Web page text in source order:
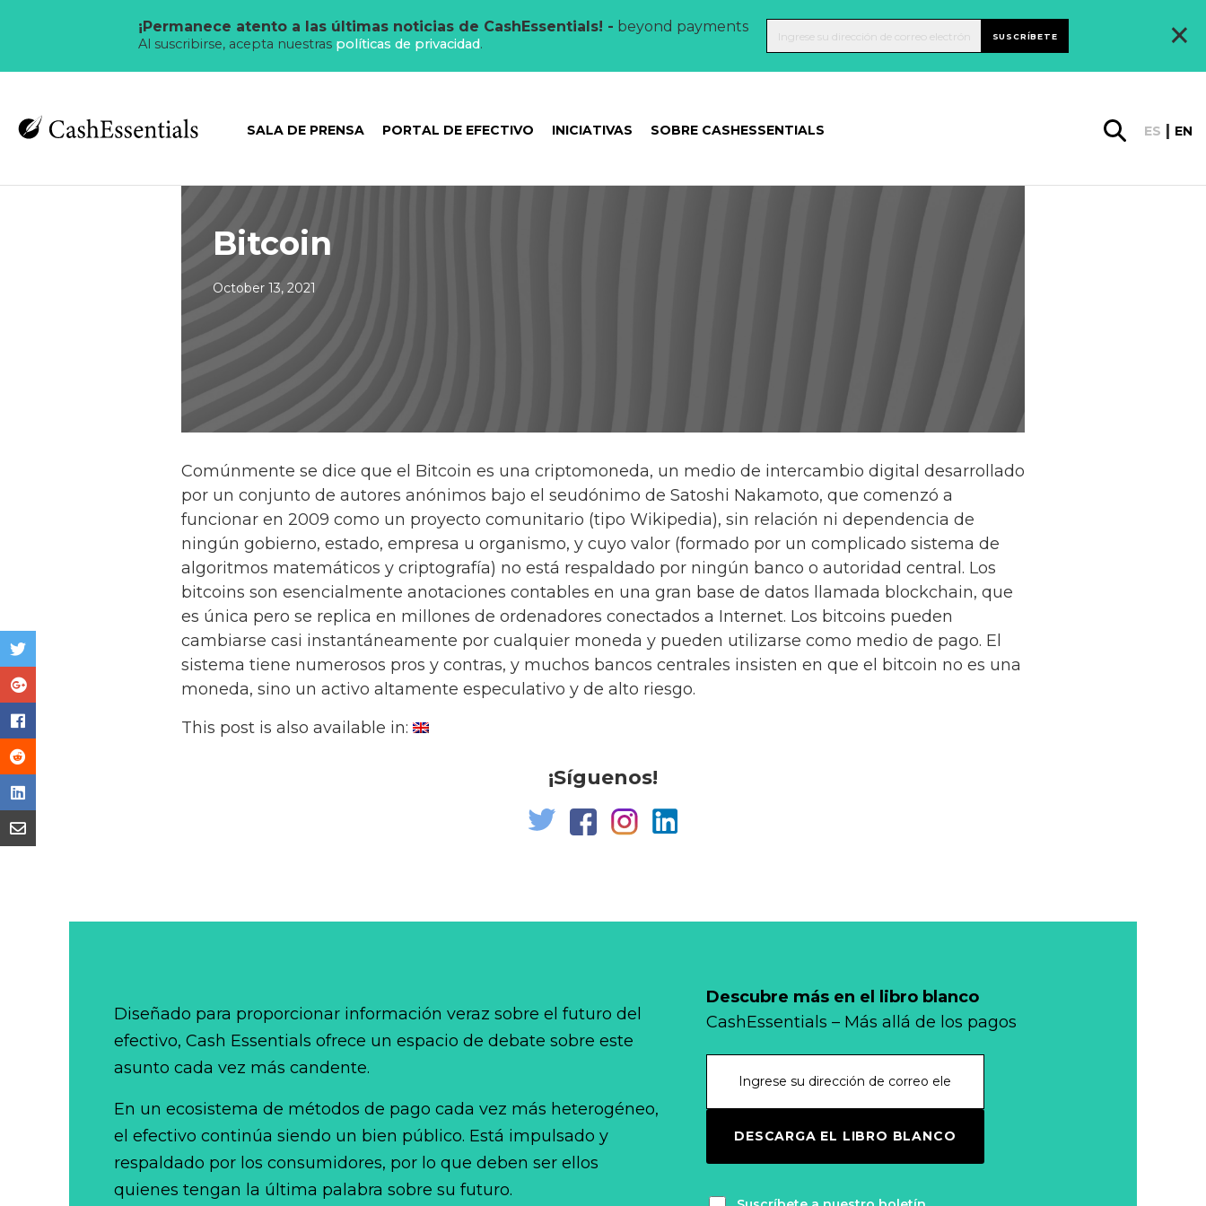
¡Permanece atento a las últimas noticias de CashEssentials! - beyond payments
Al suscribirse, acepta nuestras políticas de privacidad. SUSCRÍBETE ×
SALA DE PRENSA PORTAL DE EFECTIVO INICIATIVAS SOBRE CASHESSENTIALS ES EN
Bitcoin
October 13, 2021
Comúnmente se dice que el Bitcoin es una criptomoneda, un medio de intercambio digital desarrollado
por un conjunto de autores anónimos bajo el seudónimo de Satoshi Nakamoto, que comenzó a
funcionar en 2009 como un proyecto comunitario (tipo Wikipedia), sin relación ni dependencia de
ningún gobierno, estado, empresa u organismo, y cuyo valor (formado por un complicado sistema de
algoritmos matemáticos y criptografía) no está respaldado por ningún banco o autoridad central. Los
bitcoins son esencialmente anotaciones contables en una gran base de datos llamada blockchain, que
es única pero se replica en millones de ordenadores conectados a Internet. Los bitcoins pueden
cambiarse casi instantáneamente por cualquier moneda y pueden utilizarse como medio de pago. El
sistema tiene numerosos pros y contras, y muchos bancos centrales insisten en que el bitcoin no es una
moneda, sino un activo altamente especulativo y de alto riesgo.
This post is also available in:
¡Síguenos!
Descubre más en el libro blanco
CashEssentials – Más allá de los pagos
DESCARGA EL LIBRO BLANCO
Diseñado para proporcionar información veraz sobre el futuro del
efectivo, Cash Essentials ofrece un espacio de debate sobre este
asunto cada vez más candente.
En un ecosistema de métodos de pago cada vez más heterogéneo,
el efectivo continúa siendo un bien público. Está impulsado y
respaldado por los consumidores, por lo que deben ser ellos
quienes tengan la última palabra sobre su futuro.